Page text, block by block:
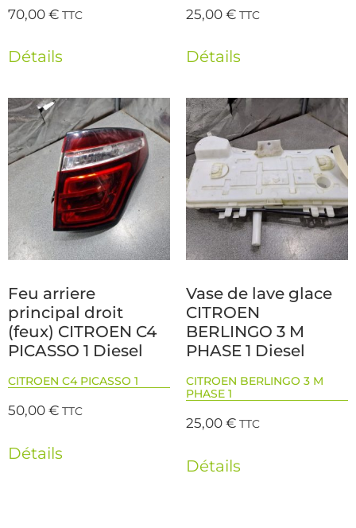
70,00€ TTC
Détails
25,00€ TTC
Détails
Feu arriere
principal droit
(feux) CITROEN C4
PICASSO 1 Diesel
CITROEN C4 PICASSO 1
50,00€ TTC
Détails
Vase de lave glace
CITROEN
BERLINGO 3 M
PHASE 1 Diesel
CITROEN BERLINGO 3 M
PHASE 1
25,00€ TTC
Détails